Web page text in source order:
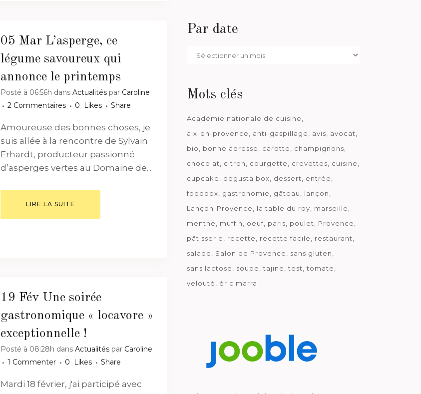
05 Mar L’asperge, ce
légume savoureux qui
annonce le printemps
Posté à 06:56h dans Actualités par Caroline
2 Commentaires
0 Likes Share
Amoureuse des bonnes choses, je
suis allée à la rencontre de Sylvain
Erhardt, producteur passionné
d’asperges vertes au Domaine de...
LIRE LA SUITE
19 Fév Une soirée
gastronomique « locavore »
exceptionnelle !
Posté à 08:28h dans Actualités par Caroline
1 Commenter
0 Likes Share
Mardi 18 février, j'ai participé avec
Par date
Par
Mots clés
Académie nationale de cuisine
aix-en-provence
anti-gaspillage avis
avocat
bio
bonne adresse carotte
champignons
chocolat
citron courgette crevettes
cuisine
cupcake
degusta box dessert
entrée
foodbox
gastronomie gâteau
lançon
Lançon-Provence
la table du roy
marseille
menthe
muffin oeuf paris poulet
Provence
pâtisserie
recette recette facile
restaurant
salade
Salon de Provence
sans gluten
sans lactose
soupe tajine test
tomate
velouté
éric marra